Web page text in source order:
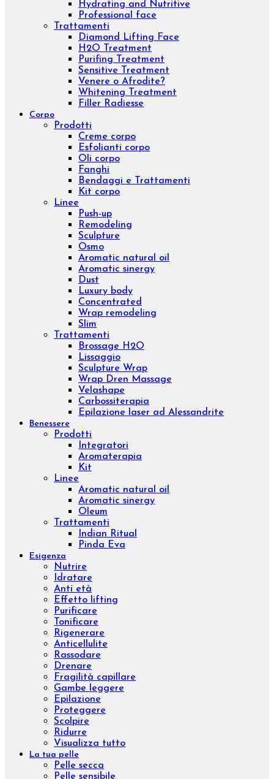
Sieri viso
Lozioni viso
Detergenti viso
Maschere
Esfolianti viso
Oli nutrienti
Oli essenziali
Concentrati viso
Kit viso
Inibhit
Elisir shock
Diamond
Purifing
Luxury
Concentrated
Whitening
Sensitive
Aromatic sinergy
Eye contour treatment
Hydrating and Nutritive
Professional face
Trattamenti
Diamond Lifting Face
H2O Treatment
Purifing Treatment
Sensitive Treatment
Venere o Afrodite?
Whitening Treatment
Filler Radiesse
Prodotti
Creme corpo
Esfolianti corpo
Oli corpo
Fanghi
Bendaggi e Trattamenti
Kit corpo
Linee
Push-up
Remodeling
Sculpture
Aromatic natural oil
Aromatic sinergy
Dust
Luxury body
Concentrated
Wrap remodeling
Trattamenti
Brossage H2O
Lissaggio
Sculpture Wrap
Wrap Dren Massage
Velashape
Carbossiterapia
Epilazione laser ad Alessandrite
Benessere
Prodotti
Integratori
Aromaterapia
Kit
Linee
Aromatic natural oil
Aromatic sinergy
Oleum
Trattamenti
Indian Ritual
Pinda Eva